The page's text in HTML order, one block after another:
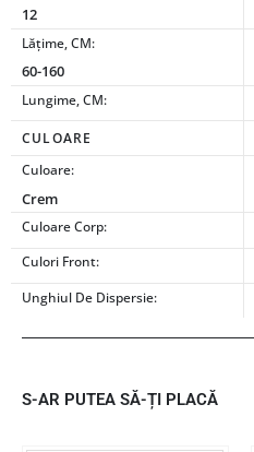
12
Lățime, CM:
60-160
Lungime, CM:
CULOARE
Culoare:
Crem
Culoare Corp:
Culori Front:
Unghiul De Dispersie:
S-AR PUTEA SĂ-ȚI PLACĂ